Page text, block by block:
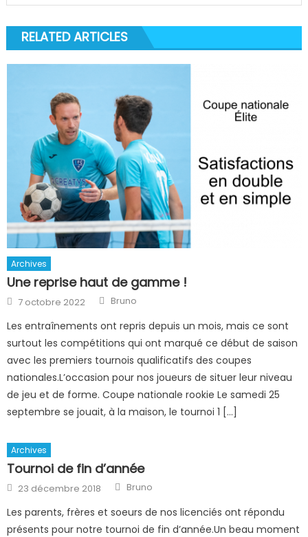
RELATED ARTICLES
Archives
Une reprise haut de gamme !
Posted
on
7 octobre 2022 Author
Bruno
Les entraînements ont repris depuis un mois, mais ce sont
surtout les compétitions qui ont marqué ce début de saison
avec les premiers tournois qualificatifs des coupes
nationales.L’occasion pour nos joueurs de situer leur niveau
de jeu et de forme. Coupe nationale rookie Le samedi 25
septembre se jouait, à la maison, le tournoi 1 […]
Archives
Tournoi de fin d’année
Posted
on
23 décembre 2018 Author
Bruno
Les parents, frères et soeurs de nos licenciés ont répondu
présents pour notre tournoi de fin d’année.Un beau moment